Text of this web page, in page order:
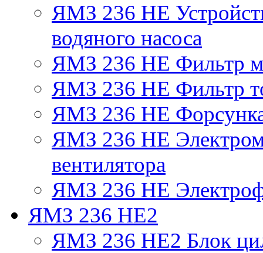
ЯМЗ 236 НЕ
водяного насоса
ЯМЗ 236 НЕ Фильтр
ЯМЗ 236 НЕ Фильтр
ЯМЗ 236 НЕ
ЯМЗ 236 НЕ
вентилятора
ЯМЗ 236 НЕ
ЯМЗ 236 НЕ2
ЯМЗ 236 НЕ2 Блок